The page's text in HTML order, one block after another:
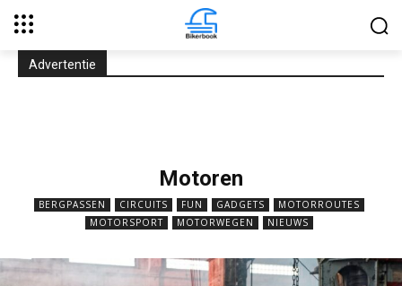
Advertentie
Motoren
BERGPASSEN CIRCUITS FUN GADGETS
MOTORROUTES
MOTORSPORT
MOTORWEGEN NIEUWS